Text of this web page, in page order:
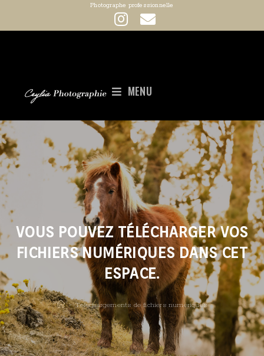
Photographe professionnelle
MENU
VOUS POUVEZ TÉLÉCHARGER VOS
FICHIERS NUMÉRIQUES DANS CET
ESPACE.
> Téléchargements de fichiers numériques